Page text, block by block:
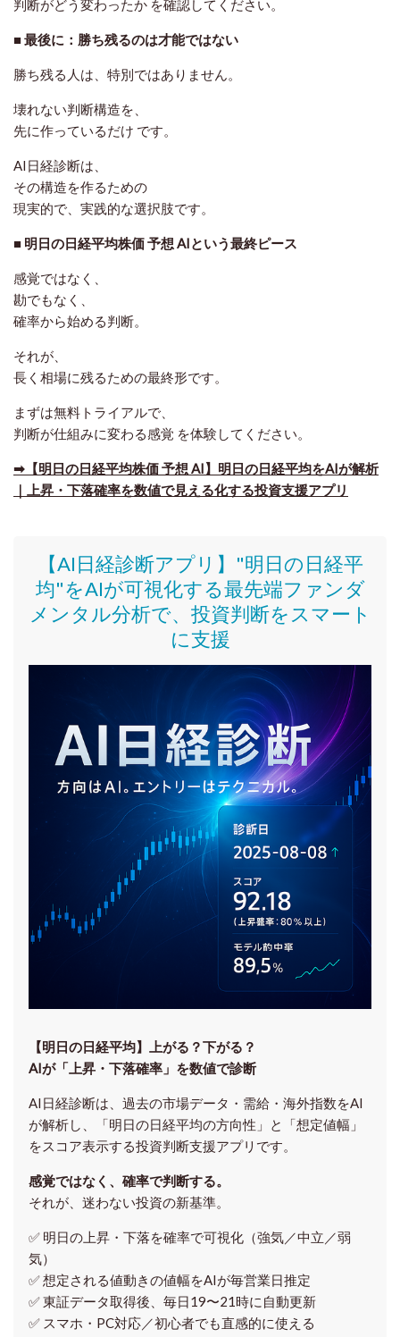
判断がどう変わったか を確認してください。
■ 最後に：勝ち残るのは才能ではない
勝ち残る人は、特別ではありません。
壊れない判断構造を、
先に作っているだけ です。
AI日経診断は、
その構造を作るための
現実的で、実践的な選択肢です。
■ 明日の日経平均株価 予想 AIという最終ピース
感覚ではなく、
勘でもなく、
確率から始める判断。
それが、
長く相場に残るための最終形です。
まずは無料トライアルで、
判断が仕組みに変わる感覚 を体験してください。
➡【明日の日経平均株価 予想 AI】明日の日経平均をAIが解析
｜上昇・下落確率を数値で見える化する投資支援アプリ
【AI日経診断アプリ】"明日の日経平
均"をAIが可視化する最先端ファンダ
メンタル分析で、投資判断をスマート
に支援
【明日の⽇経平均】上がる？下がる？
AIが「上昇・下落確率」を数値で診断
AI日経診断は、過去の市場データ・需給・海外指数をAI
が解析し、「明日の日経平均の方向性」と「想定値幅」
をスコア表示する投資判断支援アプリです。
感覚ではなく、確率で判断する。
それが、迷わない投資の新基準。
✅ 明日の上昇・下落を確率で可視化（強気／中立／弱
気）
✅ 想定される値動きの値幅をAIが毎営業日推定
✅ 東証データ取得後、 毎日19〜21時に自動更新
✅ スマホ・PC対応／初心者でも直感的に使える